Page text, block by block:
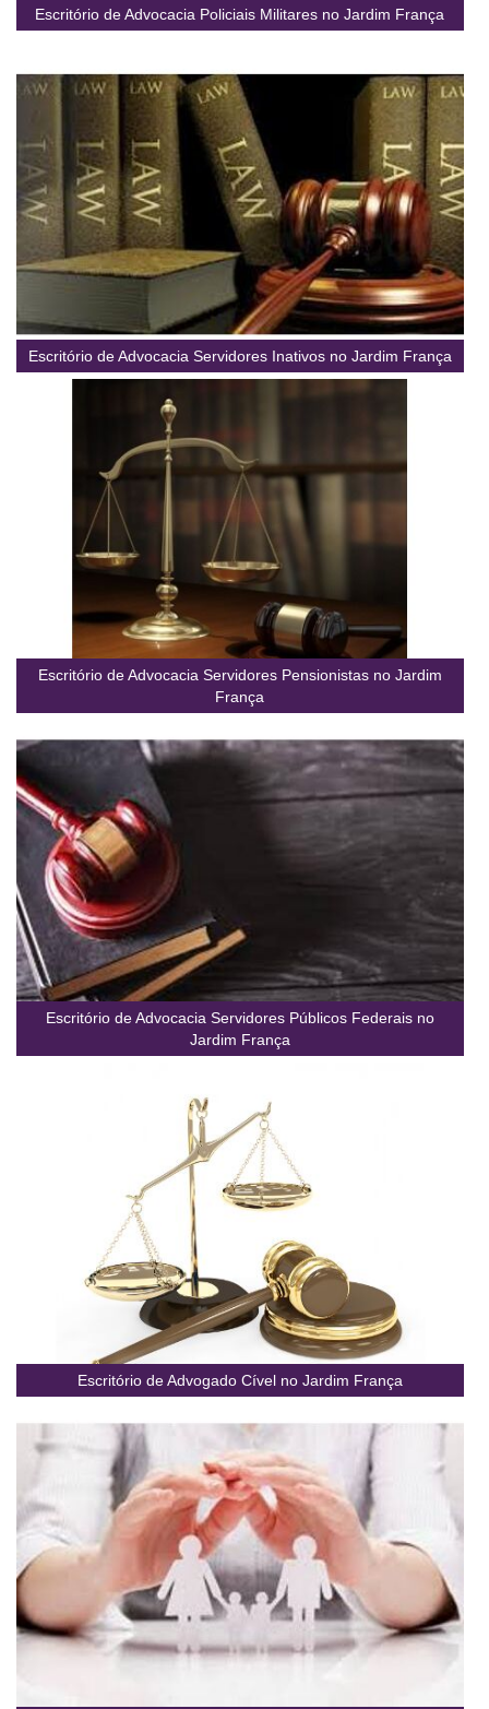
Escritório de Advocacia Policiais Militares no Jardim França
Escritório de Advocacia Servidores Inativos no Jardim França
Escritório de Advocacia Servidores Pensionistas no Jardim
França
Escritório de Advocacia Servidores Públicos Federais no
Jardim França
Escritório de Advogado Cível no Jardim França